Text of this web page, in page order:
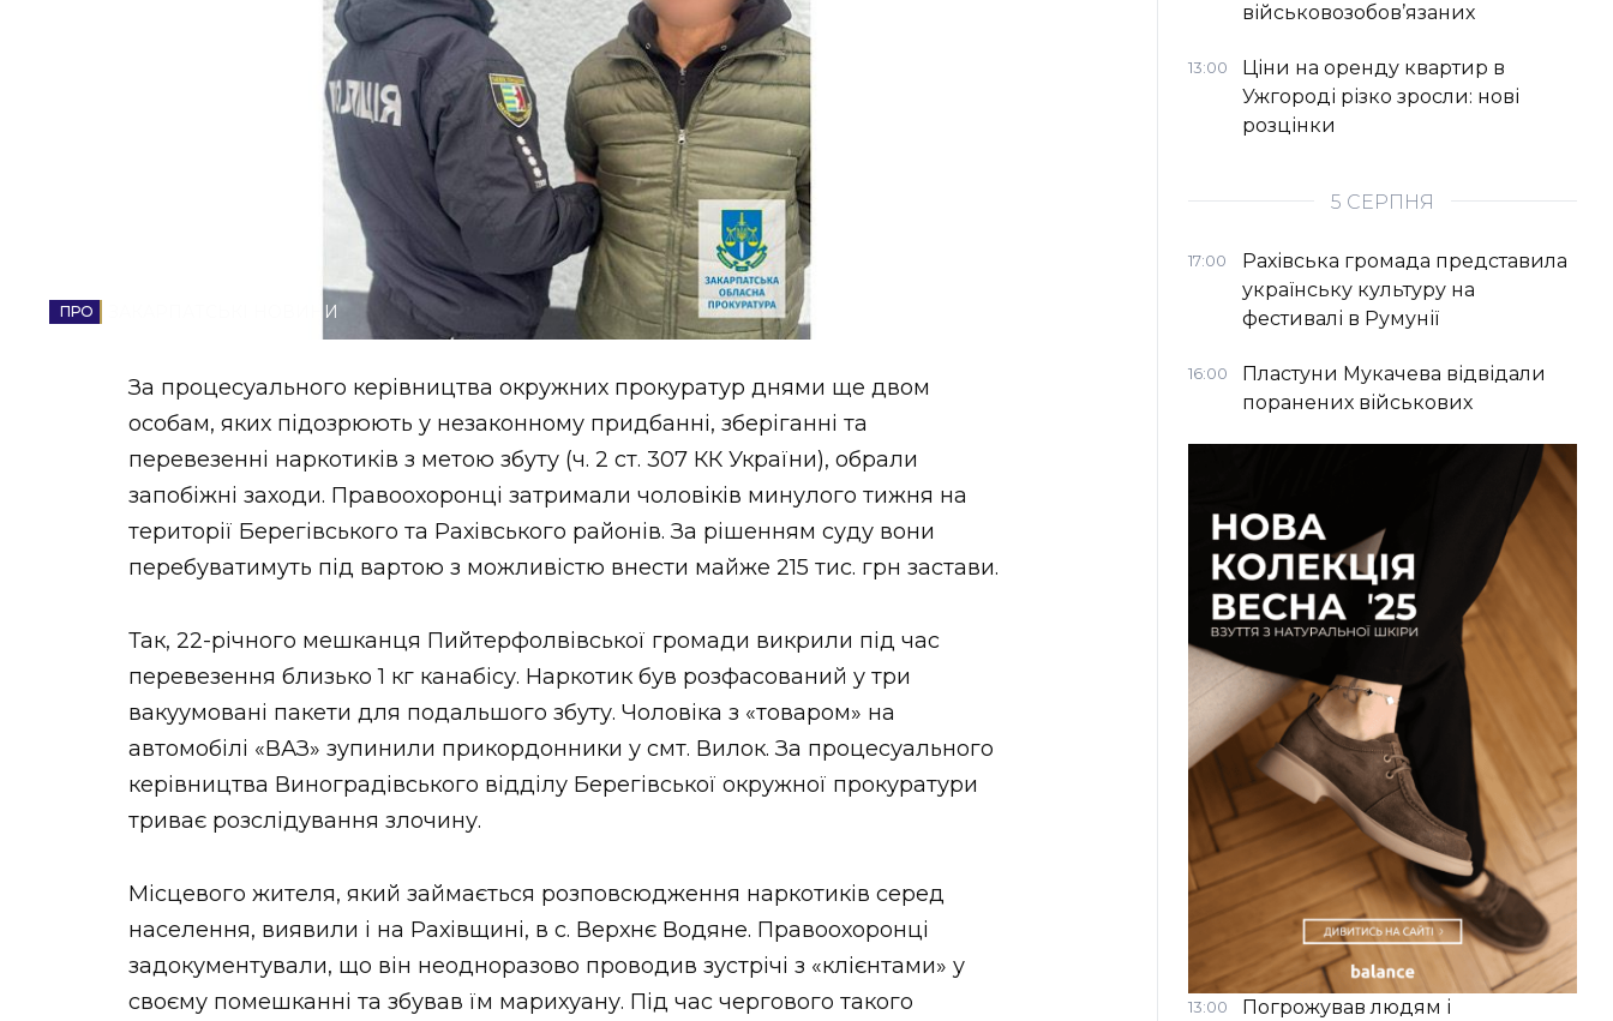
НОВИНИ ЗАХІДНОЇ УКРАЇНИ
ВІДЕОЗАКАРПАТСЬКІ НОВИНИ
За процесуального керівництва окружних прокуратур днями ще двом
особам, яких підозрюють у незаконному придбанні, зберіганні та
перевезенні наркотиків з метою збуту (ч. 2 ст. 307 КК України), обрали
запобіжні заходи. Правоохоронці затримали чоловіків минулого тижня на
території Берегівського та Рахівського районів. За рішенням суду вони
перебуватимуть під вартою з можливістю внести майже 215 тис. грн застави.
Так, 22-річного мешканця Пийтерфолвівської громади викрили під час
перевезення близько 1 кг канабісу. Наркотик був розфасований у три
вакуумовані пакети для подальшого збуту. Чоловіка з «товаром» на
автомобілі «ВАЗ» зупинили прикордонники у смт. Вилок. За процесуального
керівництва Виноградівського відділу Берегівської окружної прокуратури
триває розслідування злочину.
Місцевого жителя, який займається розповсюдження наркотиків серед
населення, виявили і на Рахівщині, в с. Верхнє Водяне. Правоохоронці
задокументували, що він неодноразово проводив зустрічі з «клієнтами» у
своєму помешканні та збував їм марихуану. Під час чергового такого
військовозобов’язаних
13:00
Ціни на оренду квартир в
Ужгороді різко зросли: нові
розцінки
5 СЕРПНЯ
17:00
Рахівська громада представила
українську культуру на
фестивалі в Румунії
16:00
Пластуни Мукачева відвідали
поранених військових
13:00
Погрожував людям і